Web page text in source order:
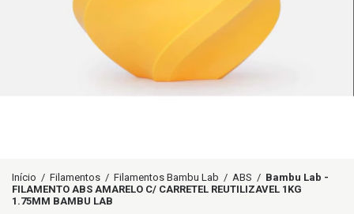
Início / Filamentos / Filamentos Bambu Lab / ABS / Bambu Lab -
FILAMENTO ABS AMARELO C/ CARRETEL REUTILIZAVEL 1KG
1.75MM BAMBU LAB